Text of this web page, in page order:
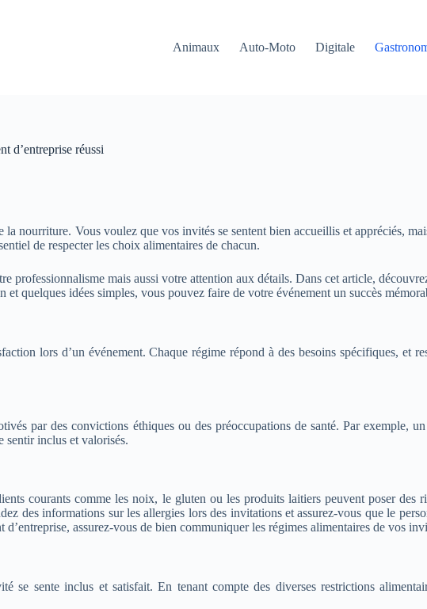
Animaux Auto-Moto Digitale
d’entreprise réussi
nourriture. Vous voulez que vos invités se sentent bien accueillis et appréciés,
de respecter les choix alimentaires de chacun.
professionnalisme mais aussi votre attention aux détails. Dans cet article,
quelques idées simples, vous pouvez faire de votre événement un succès
lors d’un événement. Chaque régime répond à des besoins spécifiques, et
par des convictions éthiques ou des préoccupations de santé. Par exemple,
sentir inclus et valorisés.
courants comme les noix, le gluten ou les produits laitiers peuvent poser des
des informations sur les allergies lors des invitations et assurez-vous que le
d’entreprise, assurez-vous de bien communiquer les régimes alimentaires de vos
se sente inclus et satisfait. En tenant compte des diverses restrictions